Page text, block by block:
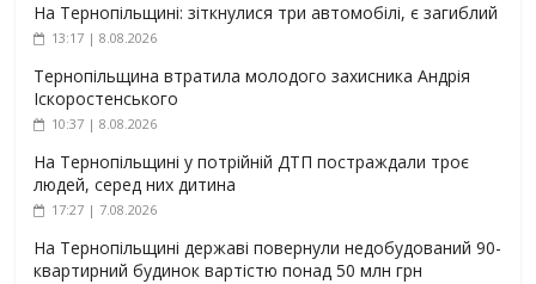
На Тернопільщині: зіткнулися три автомобілі, є загиблий
13:17 | 8.08.2026
Тернопільщина втратила молодого захисника Андрія
Іскоростенського
10:37 | 8.08.2026
На Тернопільщині у потрійній ДТП постраждали троє
людей, серед них дитина
17:27 | 7.08.2026
На Тернопільщині державі повернули недобудований 90-
квартирний будинок вартістю понад 50 млн грн